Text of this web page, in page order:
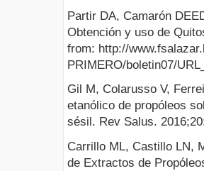
Partir DA, Camarón
Obtención y uso de
from: http://
PRIMERO/boletin07/
Gil M, Colarusso V,
etanólico de propóleos
sésil. Rev Salus.
Carrillo ML, Castillo LN,
de Extractos de